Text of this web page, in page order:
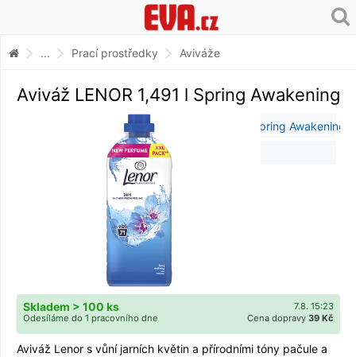
... Prací prostředky Aviváže
Aviváž LENOR 1,491 l Spring Awakening
7.8. 15:23
Skladem > 100 ks
Cena dopravy 39 Kč
Odesíláme do 1 pracovního dne
Aviváž Lenor s vůní jarních květin a přírodními tóny pačule a